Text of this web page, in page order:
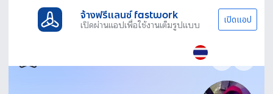
จ้างฟรีแลนซ์ fastwork
เปิดผ่านแอปเพื่อใช้งานเต็มรูปแบบ เปิดแอป